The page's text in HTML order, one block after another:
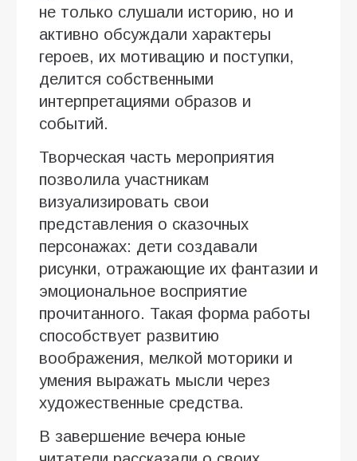
не только слушали историю, но и
активно обсуждали характеры
героев, их мотивацию и поступки,
делится собственными
интерпретациями образов и
событий.
Творческая часть мероприятия
позволила участникам
визуализировать свои
представления о сказочных
персонажах: дети создавали
рисунки, отражающие их фантазии и
эмоциональное восприятие
прочитанного. Такая форма работы
способствует развитию
воображения, мелкой моторики и
умения выражать мысли через
художественные средства.
В завершение вечера юные